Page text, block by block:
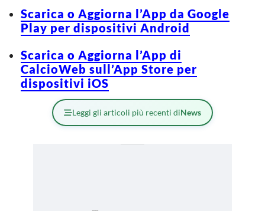
Scarica o Aggiorna l’App da Google
Play per dispositivi Android
Scarica o Aggiorna l’App di
CalcioWeb sull’App Store per
dispositivi iOS
Leggi gli articoli più recenti diNews